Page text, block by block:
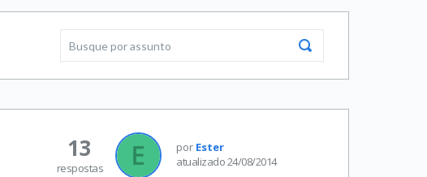
por Ester
atualizado 24/08/2014
13
respostas